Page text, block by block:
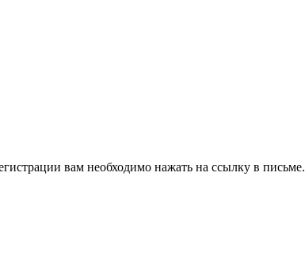
вам необходимо нажать на ссылку в письме.